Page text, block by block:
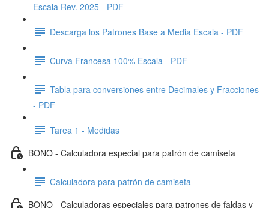
Escala Rev. 2025 - PDF
Descarga los Patrones Base a Media Escala - PDF
Curva Francesa 100% Escala - PDF
Tabla para conversiones entre Decimales y Fracciones
- PDF
Tarea 1 - Medidas
BONO - Calculadora especial para patrón de camiseta
Calculadora para patrón de camiseta
BONO - Calculadoras especiales para patrones de faldas y